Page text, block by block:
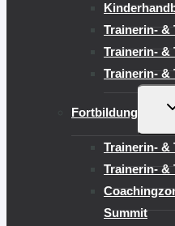
Trainerin- &
Trainerin- &
Trainerin- &
Fortbildung
Trainerin- &
Trainerin- &
Summit